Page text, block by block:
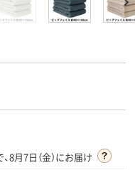
8月7日（金）にお届け